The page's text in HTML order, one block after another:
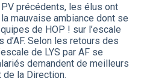
précédents, les élus ont
mauvaise ambiance dont se
de HOP ! sur l’escale
d’AF. Selon les retours des
de LYS par AF se
demandent de meilleurs
la Direction.